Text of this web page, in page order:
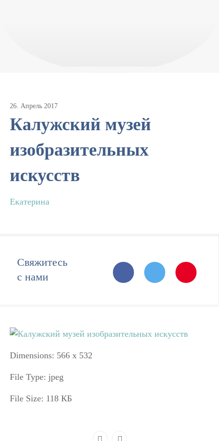
26. Апрель 2017
Калужский музей
изобразительных
искусств
Екатерина
Свяжитесь
с нами
Dimensions: 566 x 532
File Type: jpeg
File Size: 118 КБ